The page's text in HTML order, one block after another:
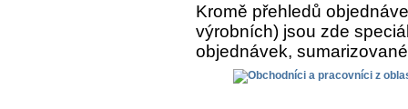
Kromě přehledů
výrobních) jsou zde
objednávek,